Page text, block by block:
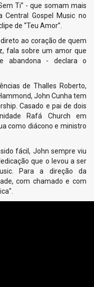
Ti” - que somam mais
Gospel Music no
de “Teu Amor”.
ao coração de quem
fala sobre um amor que
abandona - declara o
de Thalles Roberto,
John Cunha tem
Casado e pai de dois
Rafá Church em
como diácono e ministro
fácil, John sempre viu
que o levou a ser
Para a direção da
com chamado e com